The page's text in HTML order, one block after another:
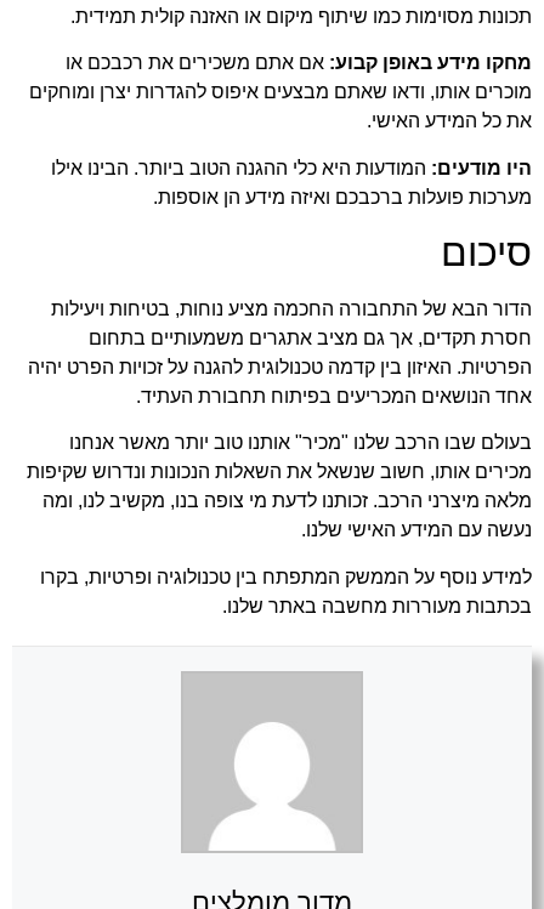
תכונות מסוימות כמו שיתוף מיקום או האזנה קולית תמידית.
מחקו מידע באופן קבוע: אם אתם משכירים את רכבכם או
מוכרים אותו, ודאו שאתם מבצעים איפוס להגדרות יצרן ומוחקים
את כל המידע האישי.
היו מודעים: המודעות היא כלי ההגנה הטוב ביותר. הבינו אילו
מערכות פועלות ברכבכם ואיזה מידע הן אוספות.
סיכום
הדור הבא של התחבורה החכמה מציע נוחות, בטיחות ויעילות
חסרת תקדים, אך גם מציב אתגרים משמעותיים בתחום
הפרטיות. האיזון בין קדמה טכנולוגית להגנה על זכויות הפרט יהיה
אחד הנושאים המכריעים בפיתוח תחבורת העתיד.
בעולם שבו הרכב שלנו "מכיר" אותנו טוב יותר מאשר אנחנו
מכירים אותו, חשוב שנשאל את השאלות הנכונות ונדרוש שקיפות
מלאה מיצרני הרכב. זכותנו לדעת מי צופה בנו, מקשיב לנו, ומה
נעשה עם המידע האישי שלנו.
למידע נוסף על הממשק המתפתח בין טכנולוגיה ופרטיות, בקרו
בכתבות מעוררות מחשבה באתר שלנו.
מדור מומלצים